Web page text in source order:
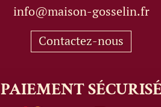
info@maison-gosselin.fr
Contactez-nous
PAIEMENT